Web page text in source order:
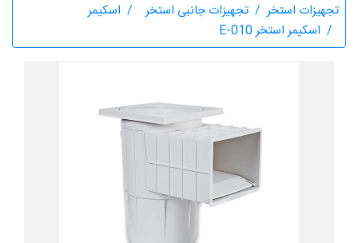
تجهیزات استخر تجهیزات جانبی استخر
اسکیمر
اسکیمر استخر E-010